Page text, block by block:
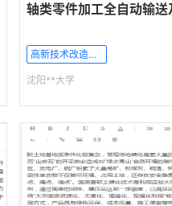
轴类零件加工全自动输送
高新技术改造传统产业
沈阳**大学